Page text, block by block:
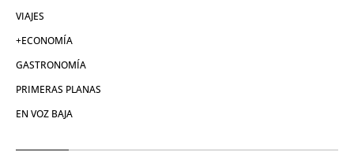
VIAJES
+ECONOMÍA
GASTRONOMÍA
PRIMERAS PLANAS
EN VOZ BAJA